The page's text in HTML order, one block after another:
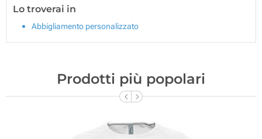
Lo troverai in
Abbigliamento personalizzato
Prodotti più popolari